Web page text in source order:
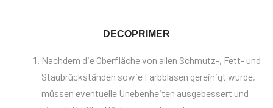
DECOPRIMER
Nachdem die Oberfläche von allen Schmutz-, Fett- und
Staubrückständen sowie Farbblasen gereinigt wurde,
müssen eventuelle Unebenheiten ausgebessert und